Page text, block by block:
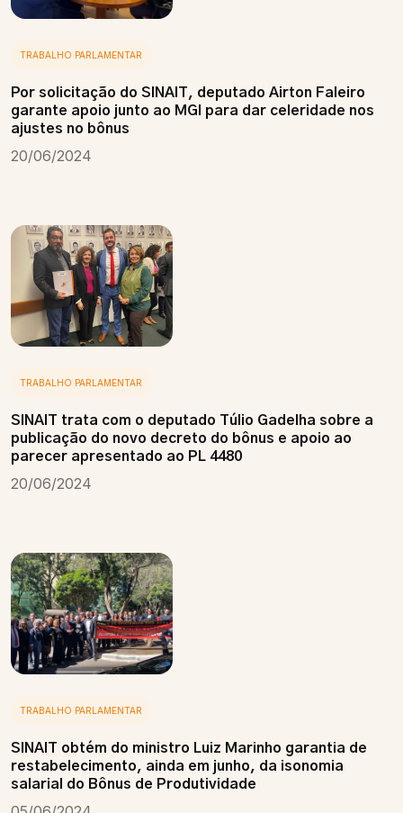
TRABALHO PARLAMENTAR
Por solicitação do SINAIT, deputado Airton Faleiro
garante apoio junto ao MGI para dar celeridade nos
ajustes no bônus
20/06/2024
TRABALHO PARLAMENTAR
SINAIT trata com o deputado Túlio Gadelha sobre a
publicação do novo decreto do bônus e apoio ao
parecer apresentado ao PL 4480
20/06/2024
TRABALHO PARLAMENTAR
SINAIT obtém do ministro Luiz Marinho garantia de
restabelecimento, ainda em junho, da isonomia
salarial do Bônus de Produtividade